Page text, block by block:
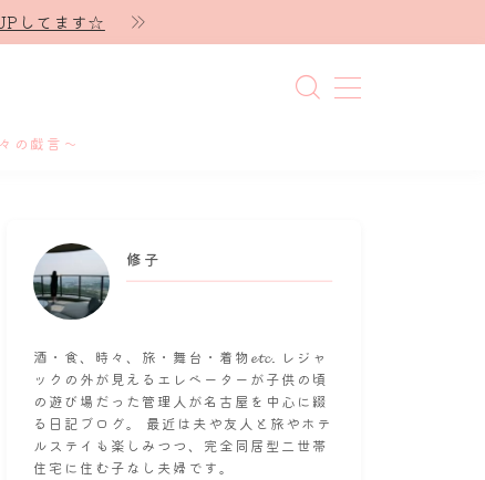
してます☆
の戯言～
修子
酒・食、時々、旅・舞台・着物𝓮𝓽𝓬. レジャ
ックの外が見えるエレベーターが子供の頃
の遊び場だった管理人が名古屋を中心に綴
る日記ブログ。 最近は夫や友人と旅やホテ
ルステイも楽しみつつ、完全同居型二世帯
住宅に住む子なし夫婦です。